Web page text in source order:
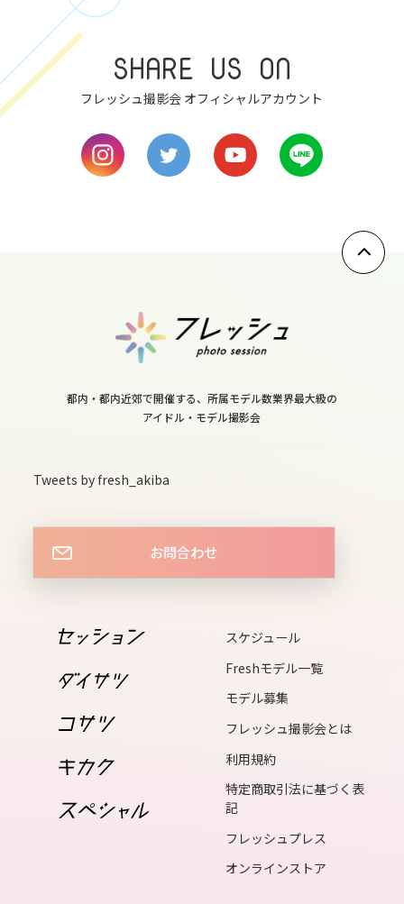
7
thu
wed
14
15
16
sat
SHARE US ON
フレッシュ撮影会 オフィシャルアカウント
都内・都内近郊で開催する、所属モデル数業界最大級の
アイドル・モデル撮影会
Tweets by fresh_akiba
お問合わせ
スケジュール
Freshモデル一覧
モデル募集
フレッシュ撮影会とは
利用規約
特定商取引法に基づく表
記
フレッシュプレス
オンラインストア